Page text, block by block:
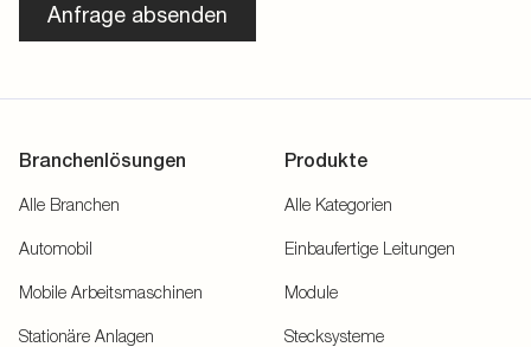
Anfrage absenden
Branchenlösungen
Alle Branchen
Automobil
Mobile Arbeitsmaschinen
Stationäre Anlagen
Produkte
Alle Kategorien
Einbaufertige Leitungen
Module
Stecksysteme